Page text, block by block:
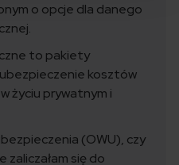
o opcje dla danego
to pakiety
kosztów
życiu prywatnym i
(OWU), czy
zaliczałam się do